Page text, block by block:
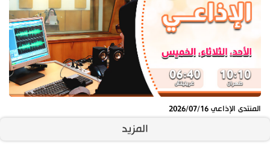
المنتدى الإذاعي 2026/07/16
المزيد